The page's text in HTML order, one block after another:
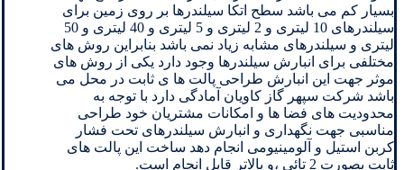
بسیار کم می باشد سطح اتکا سیلندرها بر روی زمین برای
سیلندرهای 10 لیتری و 2 لیتری و 5 لیتری و 40 لیتری و 50
لیتری و سیلندرهای مشابه زیاد نمی باشد بنابراین روش های
مختلفی برای انبارش سیلندرها وجود دارد یکی از روش های
موثر جهت این انبارش طراحی پالت ها ی ثابت در محل می
باشد شرکت سپهر گاز کاویان آمادگی دارد با توجه به
محدودیت های فضا ها و امکانات مشتریان خود طراحی
مناسبی جهت نگهداری و انبارش سیلندرهای تحت فشار
کربن استیل و آلومینیومی انجام دهد ساخت این پالت های
ثابت بصورت 2 تائی ،و بالاتر قابل انجام است.